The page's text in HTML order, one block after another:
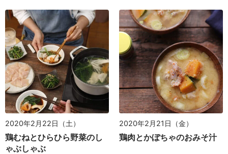
2020年2月22日（土）
鶏むねとひらひら野菜のし
ゃぶしゃぶ
2020年2月21日（金）
鶏肉とかぼちゃのおみそ汁